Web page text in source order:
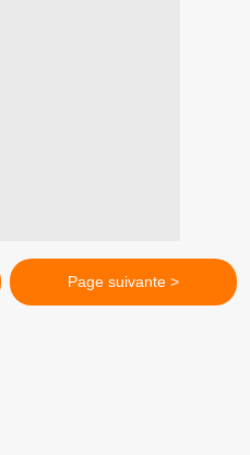
Page suivante >